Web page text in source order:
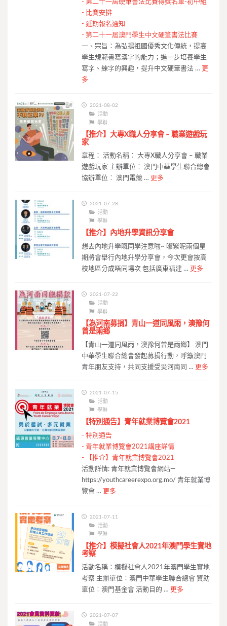
- 第二十一屆硬筆書法比賽得獎名單-初中組
- 比賽安排
- 延期報名通知
- 第二十一屆澳門學生中文硬筆書法比賽
一、宗旨：為弘揚祖國優秀文化傳統，提高
學生規範書寫漢字的能力；進一步培養學生
寫字、練字的興趣，提升中文硬筆書法 … 更
多
2021-08-02
活動
學聯
【推介】大專X職人分享會 – 職業遊戲玩
家
章程： 活動名稱︰ 大專X職人分享會 – 職業
遊戲玩家 主辦單位︰ 澳門中華學生聯合總會
協辦單位︰ 澳門電競 … 更多
2021-07-28
活動
學聯
【推介】內地升學資訊分享會
想去內地升學嘅同學注意啦~ 嚟緊呢兩個星
期將會舉行內地升學分享會，今次更會按高
校地區分成唔同場次 包括廣東福建 … 更多
2021-07-22
活動
學聯
【為河南募捐】青山一道同風雨，澳豫何
曾是兩鄉
【青山一道同風雨，澳豫何曾是兩鄉】 澳門
中華學生聯合總會發起募捐行動，呼籲澳門
青年朋友支持，共同支援受災河南同 … 更多
2021-07-15
活動
學聯
【特別通告】青年就業博覽會2021
- 特別通告
- 青年就業博覽會2021講座詳情
-
【推介】青年就業博覽會2021
活動詳情: 青年就業博覽會網站—
https://youthcareerexpo.org.mo/ 青年就業博
覽會 … 更多
2021-07-11
活動
學聯
【推介】模擬社會人2021年澳門學生實地
考察
活動名稱：模擬社會人2021年澳門學生實地
考察 主辦單位︰澳門中華學生聯合總會 資助
單位︰澳門基金會 活動目的 … 更多
2021-07-07
活動